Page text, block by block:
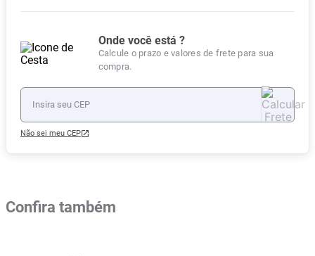
Onde você está ?
Calcule o prazo e valores de frete para sua
compra.
Não sei meu CEP
Confira também